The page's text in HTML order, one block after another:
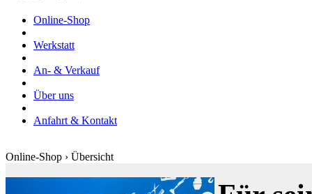
Online-Shop
Werkstatt
An- & Verkauf
Über uns
Anfahrt & Kontakt
Online-Shop › Übersicht